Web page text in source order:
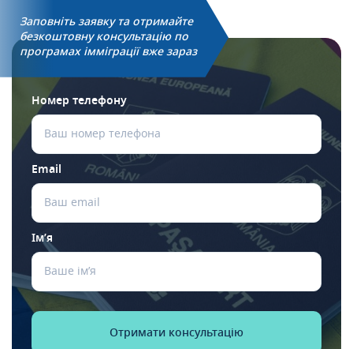
Заповніть заявку та отримайте
безкоштовну консультацію по
програмах імміграції вже зараз
Номер телефону
Email
Ім’я